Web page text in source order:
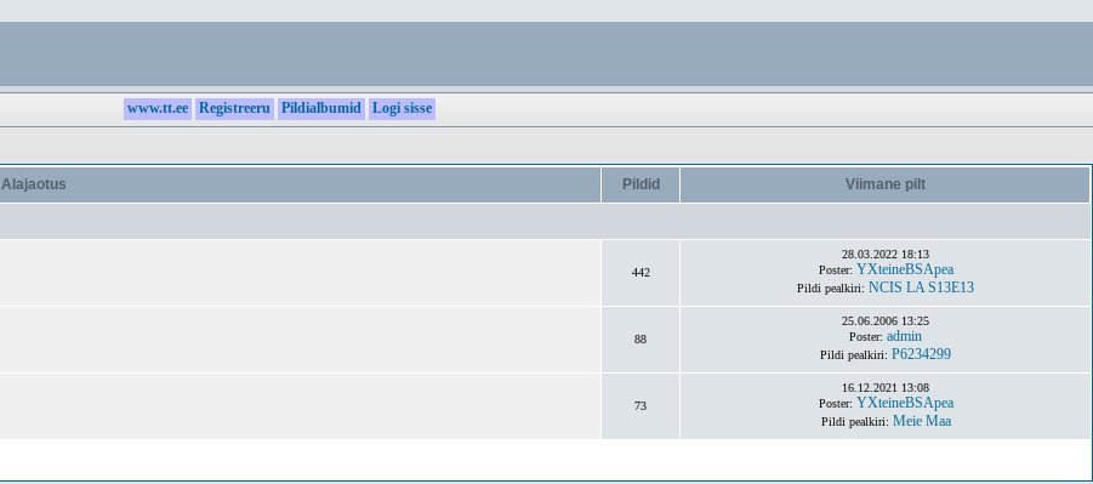
www.tt.ee Registreeru Pildialbumid Logi sisse
Alajaotus
Pildid Viimane pilt
442
28.03.2022 18:13
Poster: YXteineBSApea
Pildi pealkiri: NCIS LA S13E13
88
25.06.2006 13:25
Poster: admin
Pildi pealkiri: P6234299
73
16.12.2021 13:08
Poster: YXteineBSApea
Pildi pealkiri: Meie Maa